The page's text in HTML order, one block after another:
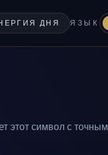
ДНЯ ЯЗЫК
этот символ с точным